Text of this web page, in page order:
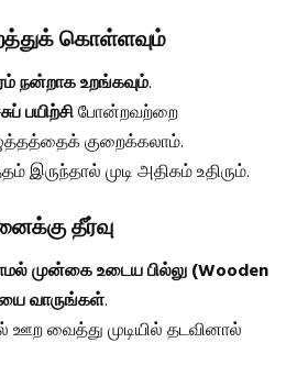
கொள்ளவும்
நன்றாக உறங்கவும்.
பயிற்சிபோன்றவற்றை
குறைக்கலாம்.
முடி அதிகம் உதிரும்.
தீர்வு
முன்கை உடைய பில்லு (Wooden
வாருங்கள்.
வைத்து முடியில் தடவினால்